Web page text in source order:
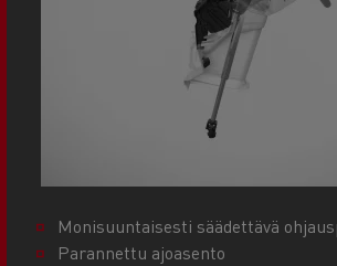
Monisuuntaisesti säädettävä
Parannettu ajoasento